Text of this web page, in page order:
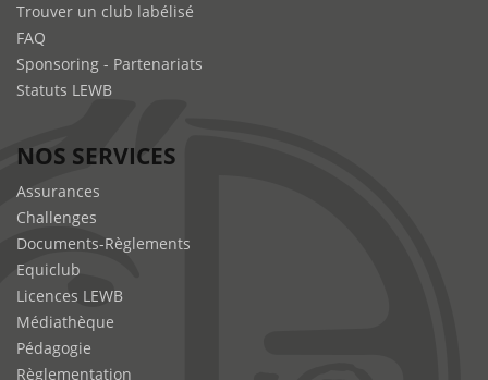
Trouver un club labélisé
FAQ
Sponsoring - Partenariats
Statuts LEWB
NOS SERVICES
Assurances
Challenges
Documents-Règlements
Equiclub
Licences LEWB
Médiathèque
Pédagogie
Règlementation